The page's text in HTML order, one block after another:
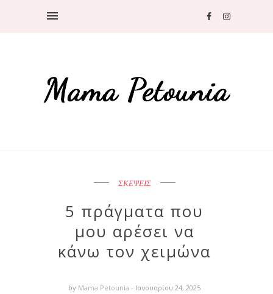
ΣΚΕΨΕΙΣ
5 πράγματα που
μου αρέσει να
κάνω τον χειμώνα
by Mama Petounia- Ιανουαρίου 24, 2025